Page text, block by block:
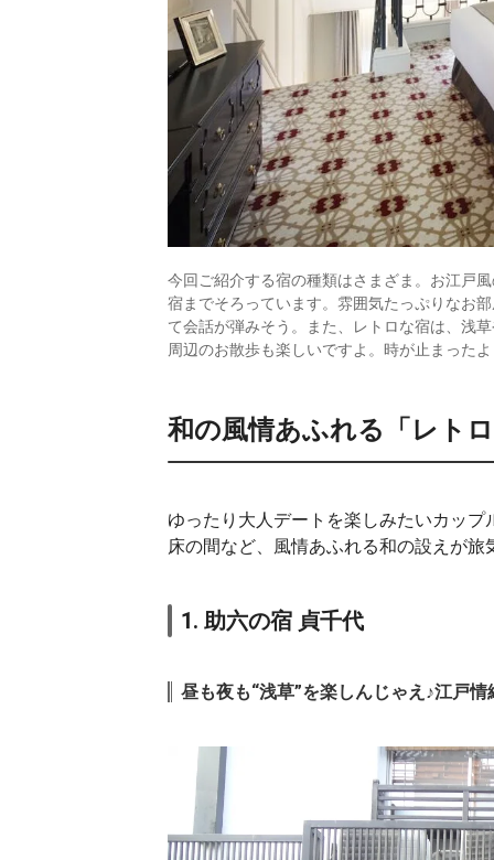
今回ご紹介する宿の種類はさまざま。お江戸
宿までそろっています。雰囲気たっぷりなお
て会話が弾みそう。また、レトロな宿は、浅
周辺のお散歩も楽しいですよ。時が止まった
和の風情あふれる「レト
ゆったり大人デートを楽しみたいカッ
床の間など、風情あふれる和の設えが
1. 助六の宿 貞千代
昼も夜も“浅草”を楽しんじゃえ♪江戸